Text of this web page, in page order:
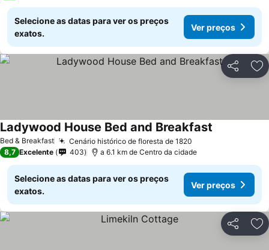
Selecione as datas para ver os preços
exatos.
Ver preços
Partilhar
Bed & Breakfast Cenário histórico de floresta de 1820
Ladywood House Bed and Breakfast
8,7 Excelente 403 a 6.1 km de Centro da cidade
Selecione as datas para ver os preços
exatos.
Ver preços
Partilhar